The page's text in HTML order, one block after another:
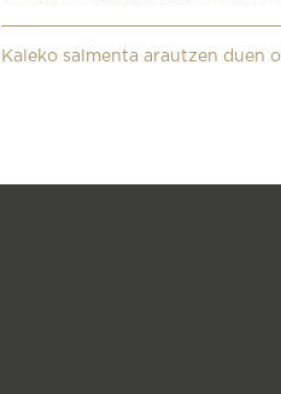
Kaleko salmenta arautzen duen